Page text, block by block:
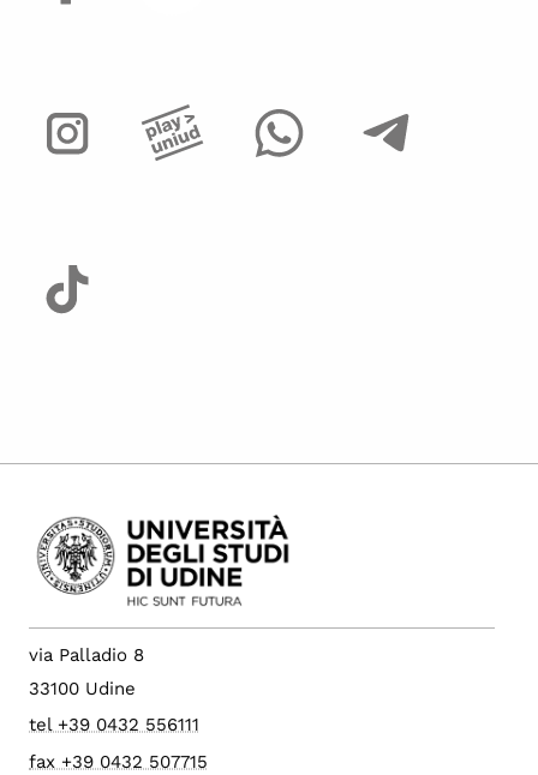
via Palladio 8
33100 Udine
tel +39 0432 556111
fax +39 0432 507715